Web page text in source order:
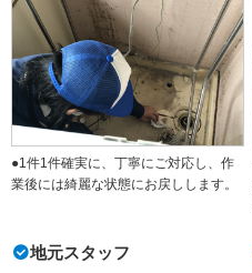
●1件1件確実に、丁寧にご対応し、作
業後には綺麗な状態にお戻しします。
地元スタッフ